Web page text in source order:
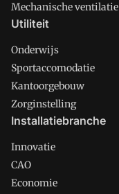
Mechanische ventilatie
Utiliteit
Onderwijs
Sportaccomodatie
Kantoorgebouw
Zorginstelling
Installatiebranche
Innovatie
CAO
Economie